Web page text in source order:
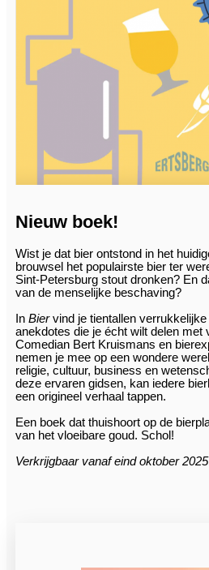
Nieuw boek!
Wist je dat bier ontstond in het
brouwsel het populairste bier ter
Sint-Petersburg stout dronken? En
van de menselijke beschaving?
In Biervind je tientallen
anekdotes die je écht wilt delen met
Comedian Bert Kruismans en
nemen je mee op een wondere
religie, cultuur, business en
deze ervaren gidsen, kan iedere
een origineel verhaal tappen.
Een boek dat thuishoort op de
van het vloeibare goud. Schol!
Verkrijgbaar vanaf eind oktober 2025